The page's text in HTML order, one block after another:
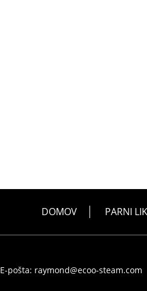
DOMOV PARNI
E-pošta: raymond@ecoo-steam.com